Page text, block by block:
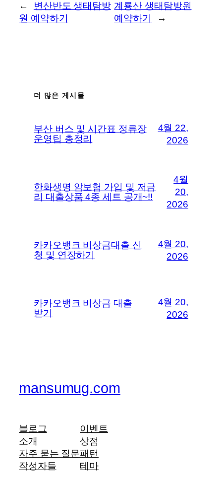
←
변산반도 생태탐방
원 예약하기
계룡산 생태탐방원
예약하기
→
더 많은 게시물
부산 버스 및 시간표 정류장
운영팁 총정리
4월 22,
2026
한화생명 암보험 가입 및 저금
리 대출상품 4종 세트 공개~!!
4월
20,
2026
카카오뱅크 비상금대출 신
청 및 연장하기
4월 20,
2026
카카오뱅크 비상금 대출
받기
4월 20,
2026
mansumug.com
블로그
소개
자주 묻는 질문
작성자들
이벤트
상점
패턴
테마